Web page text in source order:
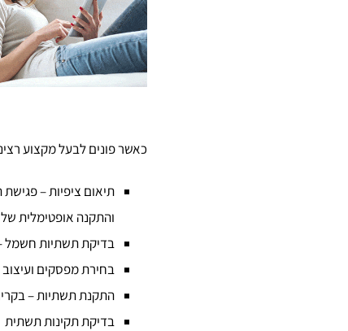
כאשר פונים לבעל מקצוע
תיאום ציפיות– פגישת
והתקנה אופטימלית
בדיקת תשתיות חשמל
בחירת מפסקים ועיצוב
התקנת תשתיות–
בדיקת תקינות תשתית